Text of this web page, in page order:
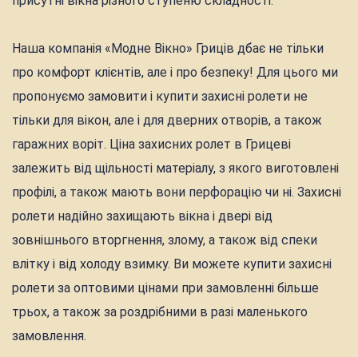
Наша компанія «Модне Вікно» Гриців дбає не тільки
про комфорт клієнтів, але і про безпеку! Для цього ми
пропонуємо замовити і купити захисні ролети не
тільки для вікон, але і для дверних отворів, а також
гаражних воріт. Ціна захисних ролет в Грицеві
залежить від щільності матеріалу, з якого виготовлені
профілі, а також мають вони перфорацію чи ні. Захисні
ролети надійно захищають вікна і двері від
зовнішнього вторгнення, злому, а також від спеки
влітку і від холоду взимку. Ви можете купити захисні
ролети за оптовими цінами при замовленні більше
трьох, а також за роздрібними в разі маленького
замовлення.